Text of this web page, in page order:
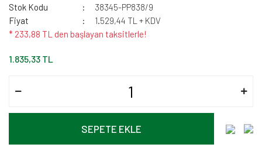
Stok Kodu
38345-PP838/9
Fiyat
1.529,44 TL + KDV
* 233,88 TL den başlayan taksitlerle!
1.835,33 TL
SEPETE EKLE